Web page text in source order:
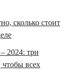
сколько стоит
2024: три
чтобы всех